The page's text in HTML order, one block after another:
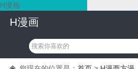
H漫画
H漫画